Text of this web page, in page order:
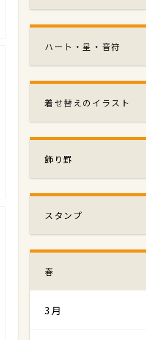
ハート・星・音符
着せ替えのイラスト
飾り罫
スタンプ
春
3月